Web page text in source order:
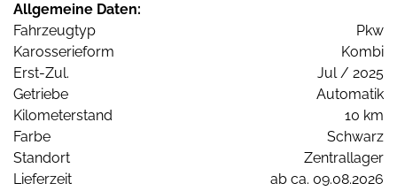
Allgemeine Daten:
Fahrzeugtyp
Pkw
Karosserieform
Kombi
Erst-Zul.
Jul / 2025
Getriebe
Automatik
Kilometerstand
10 km
Farbe
Schwarz
Standort
Zentrallager
Lieferzeit
ab ca. 09.08.2026